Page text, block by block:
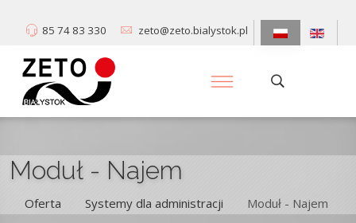
85 74 83 330 zeto@zeto.bialystok.pl
Moduł - Najem
Oferta Systemy dla administracji Moduł - Najem